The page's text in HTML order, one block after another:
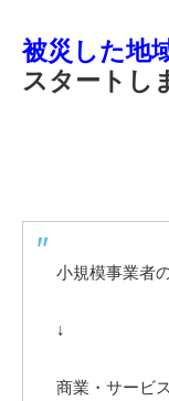
被災した地
スタートし
小規模事業者
↓
商業・サービ